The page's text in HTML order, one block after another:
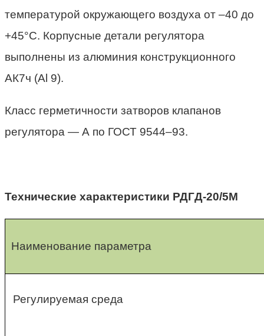
температурой окружающего воздуха от –40 до
+45°С. Корпусные детали регулятора
выполнены из алюминия конструкционного
АК7ч (Al 9).
Класс герметичности затворов клапанов
регулятора — А по ГОСТ 9544–93.
Технические характеристики РДГД-20/5М
Наименование параметра
Регулируемая среда